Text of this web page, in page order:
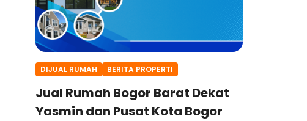
DIJUAL RUMAH BERITA PROPERTI
Jual Rumah Bogor Barat Dekat
Yasmin dan Pusat Kota Bogor